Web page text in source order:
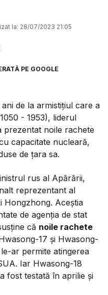
la: 28/07/2023 21:05
PE GOOGLE
de la armistițiul care a
- 1953), liderul
prezentat noile rachete
capacitate nucleară,
de țara sa.
rus al Apărării,
reprezentant al
Hongzhong. Aceștia
de agenția de stat
că noile rachete
17 şi Hwasong-
ar permite atingerea
Iar Hwasong-18
fost testată în aprilie și